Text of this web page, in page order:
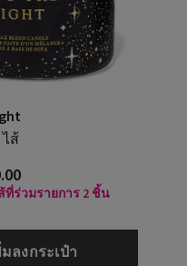
ส้
ที่ร่วมรายการ 2 ชิ้น
มลงกระเป๋า